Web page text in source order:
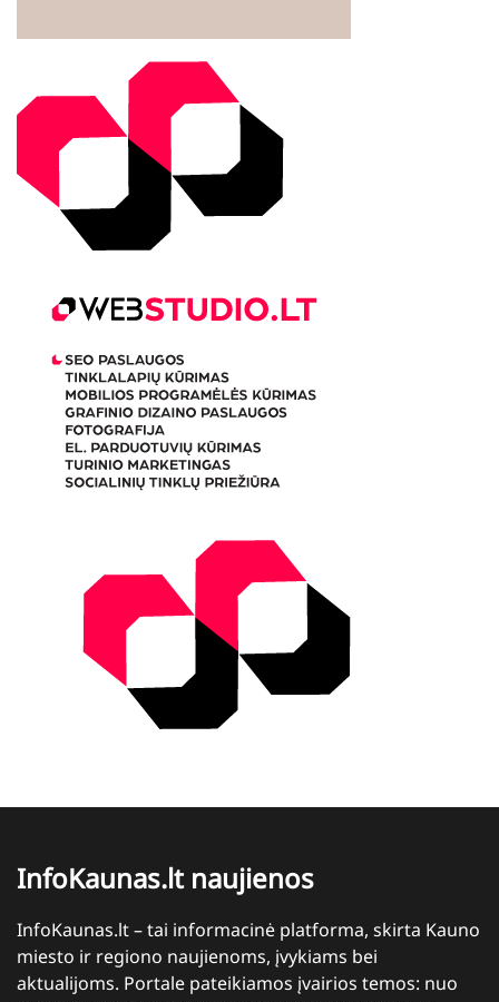
InfoKaunas.lt naujienos
InfoKaunas.lt – tai informacinė platforma, skirta Kauno
miesto ir regiono naujienoms, įvykiams bei
aktualijoms. Portale pateikiamos įvairios temos: nuo